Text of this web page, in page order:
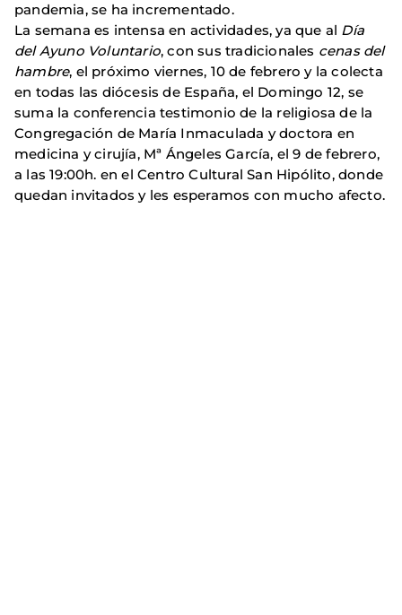
pandemia, se ha incrementado.
La semana es intensa en actividades, ya que al Día
del Ayuno Voluntario, con sus tradicionales cenas del
hambre, el próximo viernes, 10 de febrero y la colecta
en todas las diócesis de España, el Domingo 12, se
suma la conferencia testimonio de la religiosa de la
Congregación de María Inmaculada y doctora en
medicina y cirujía, Mª Ángeles García, el 9 de febrero,
a las 19:00h. en el Centro Cultural San Hipólito, donde
quedan invitados y les esperamos con mucho afecto.